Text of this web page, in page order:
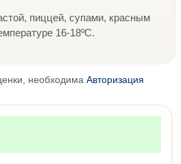
пиццей, супами, красным
16-18ºС.
необходима Авторизация